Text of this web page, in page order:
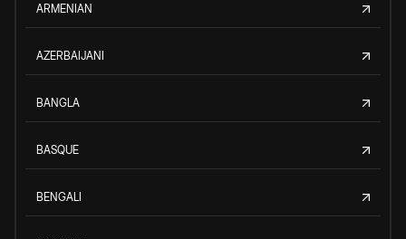
ARMENIAN
AZERBAIJANI
BANGLA
BASQUE
BENGALI